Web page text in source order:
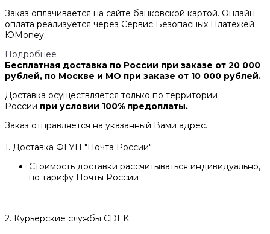
Заказ оплачивается на сайте банковской картой. Онлайн
оплата реализуется через Сервис Безопасных Платежей
ЮMoney.
Подробнее
Бесплатная доставка по России при заказе от 20 000
рублей, по Москве и МО при заказе от 10 000 рублей.
Доставка осуществляется только по территории
России при условии 100% предоплаты.
Заказ отправляется на указанный Вами адрес.
1. Доставка ФГУП "Почта России".
Стоимость доставки рассчитываться индивидуально,
по тарифу Почты России
2. Курьерские службы CDEK